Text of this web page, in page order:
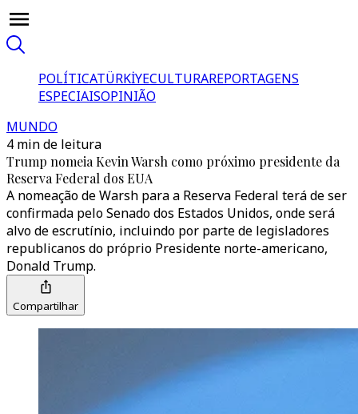
POLÍTICATÜRKİYECULTURAREPORTAGENS
ESPECIAISOPINIÃO
MUNDO
4 min de leitura
Trump nomeia Kevin Warsh como próximo presidente da
Reserva Federal dos EUA
A nomeação de Warsh para a Reserva Federal terá de ser
confirmada pelo Senado dos Estados Unidos, onde será
alvo de escrutínio, incluindo por parte de legisladores
republicanos do próprio Presidente norte-americano,
Donald Trump.
Compartilhar